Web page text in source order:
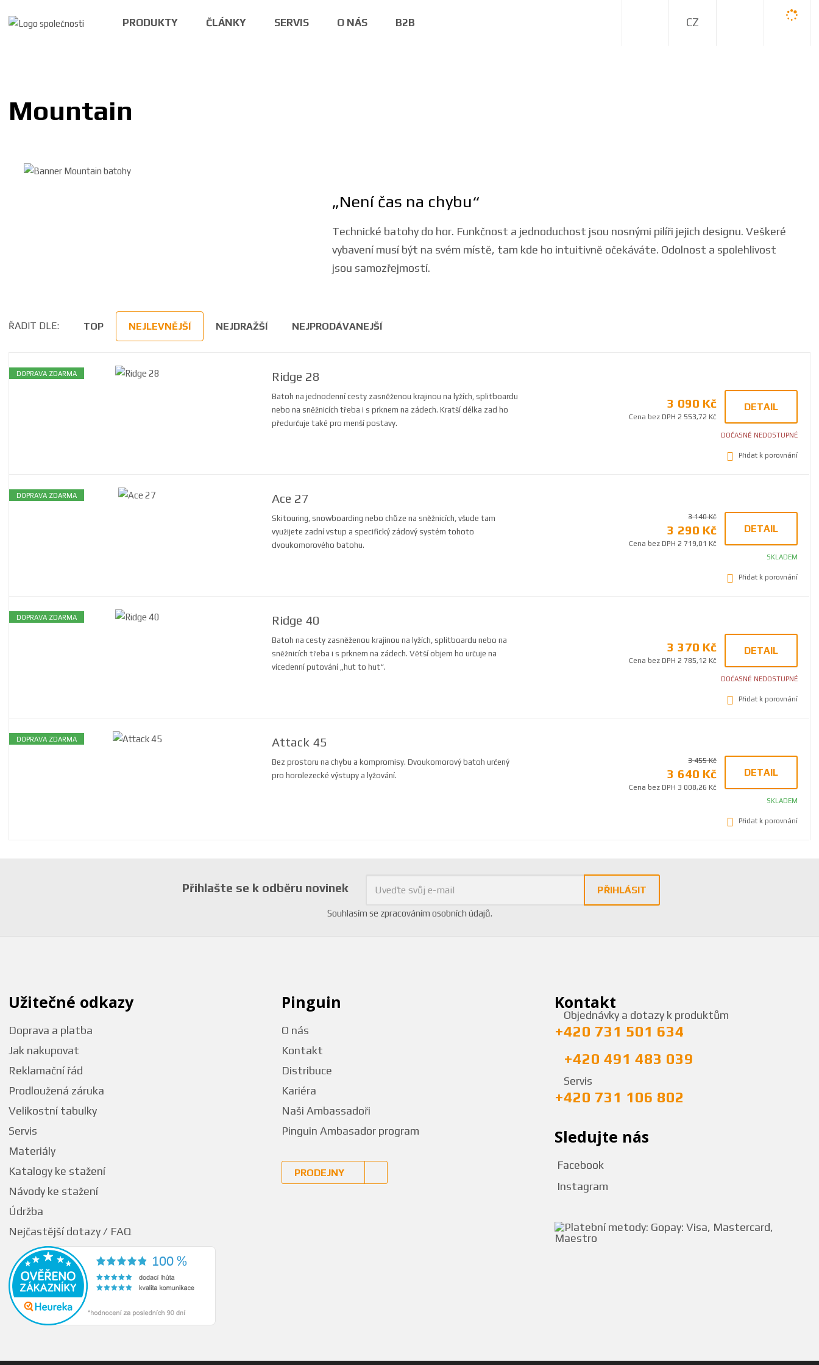
PRODUKTY ČLÁNKY SERVIS O NÁS B2B
Mountain
„Není čas na chybu“
Technické batohy do hor. Funkčnost a jednoduchost jsou nosnými pilíři jejich designu. Veškeré
vybavení musí být na svém místě, tam kde ho intuitivně očekáváte. Odolnost a spolehlivost
jsou samozřejmostí.
ŘADIT DLE: TOP NEJLEVNĚJŠÍ NEJDRAŽŠÍ NEJPRODÁVANEJŠÍ
Ridge 28
DOPRAVA ZDARMA
Batoh na jednodenní cesty zasněženou krajinou na lyžích, splitboardu
nebo na sněžnicích třeba i s prknem na zádech. Kratší délka zad ho
předurčuje také pro menší postavy.
3 090 Kč
Cena bez DPH 2 553,72 Kč
DETAIL
DOČASNĚ NEDOSTUPNÉ
Přidat k porovnání
Ace 27
DOPRAVA ZDARMA
Skitouring, snowboarding nebo chůze na sněžnicích, všude tam
využijete zadní vstup a specifický zádový systém tohoto
dvoukomorového batohu.
3 140 Kč
3 290 Kč
Cena bez DPH 2 719,01 Kč
DETAIL
SKLADEM
Přidat k porovnání
Ridge 40
DOPRAVA ZDARMA
Batoh na cesty zasněženou krajinou na lyžích, splitboardu nebo na
sněžnicích třeba i s prknem na zádech. Větší objem ho určuje na
vícedenní putování „hut to hut“.
3 370 Kč
Cena bez DPH 2 785,12 Kč
DETAIL
DOČASNĚ NEDOSTUPNÉ
Přidat k porovnání
Attack 45
DOPRAVA ZDARMA
Bez prostoru na chybu a kompromisy. Dvoukomorový batoh určený
pro horolezecké výstupy a lyžování.
3 455 Kč
3 640 Kč
Cena bez DPH 3 008,26 Kč
DETAIL
SKLADEM
Přidat k porovnání
Přihlašte se k odběru novinek PŘIHLÁSIT
Souhlasím se zpracováním osobních údajů.
Užitečné odkazy
Doprava a platba
Jak nakupovat
Reklamační řád
Prodloužená záruka
Velikostní tabulky
Servis
Materiály
Katalogy ke stažení
Návody ke stažení
Údržba
Nejčastější dotazy / FAQ
Pinguin
O nás
Kontakt
Distribuce
Kariéra
Naši Ambassadoři
Pinguin Ambasador program
PRODEJNY
Kontakt
Objednávky a dotazy k produktům
+420 731 501 634
+420 491 483 039
Servis
+420 731 106 802
Sledujte nás
Facebook
Instagram